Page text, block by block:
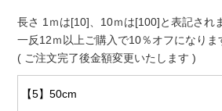
長さ 1ｍは[10]、10ｍは[100]と表記され
一反12ｍ以上ご購入で10％オフになりま
( ご注文完了後金額変更いたします )